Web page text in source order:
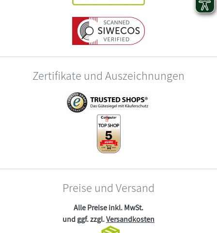
Zertifikate und Auszeichnungen
Preise und Versand
Alle Preise inkl. MwSt.
und ggf. zzgl.Versandkosten